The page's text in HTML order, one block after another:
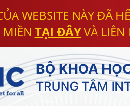
WEBSITE NÀY ĐÃ
TẠI ĐÂYVÀ LIÊN